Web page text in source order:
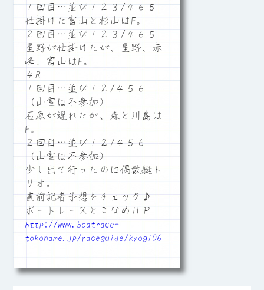
１回目…並び１２３/４６５
仕掛けた富山と杉山はF。
２回目…並び１２３/４６５
星野が仕掛けたが、星野、赤
峰、富山はF。
４R
１回目…並び１２/４５６
（山室は不参加）
石原が遅れたが、森と川島は
F。
２回目…並び１２/４５６
（山室は不参加）
少し出て行ったのは偶数艇ト
リオ。
直前記者予想をチェック♪
ボートレースとこなめＨＰ
http://www.boatrace-
tokoname.jp/raceguide/kyogi06